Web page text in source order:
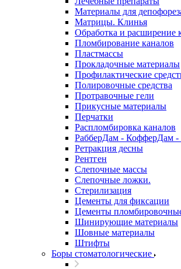
Материалы для
Матрицы. Клинья
Обработка и расширение
Пломбирование каналов
Пластмассы
Прокладочные материалы
Профилактические
Полировочные средства
Протравочные гели
Прикусные материалы
Перчатки
Распломбировка каналов
РабберДам - КофферДам
Ретракция десны
Рентген
Слепочные массы
Слепочные ложки.
Стерилизация
Цементы для фиксации
Цементы
Шинирующие материалы
Шовные материалы
Штифты
Боры стоматологические